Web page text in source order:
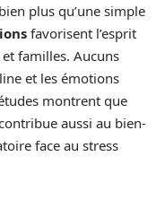
plus qu’une simple
favorisent l’esprit
familles. Aucuns
et les émotions
montrent que
aussi au bien-
face au stress